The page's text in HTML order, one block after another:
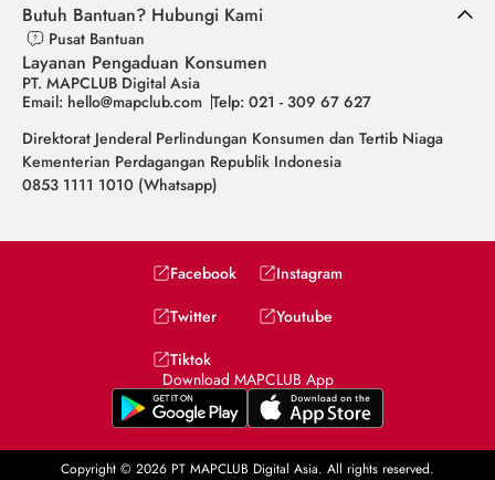
Butuh Bantuan? Hubungi Kami
Pusat Bantuan
Layanan Pengaduan Konsumen
PT. MAPCLUB Digital Asia
Email: hello@mapclub.com Telp: 021 - 309 67 627
Direktorat Jenderal Perlindungan Konsumen dan Tertib Niaga
Kementerian Perdagangan Republik Indonesia
0853 1111 1010 (Whatsapp)
Facebook
Instagram
Twitter
Youtube
Tiktok
Download MAPCLUB App
Copyright © 2026 PT MAPCLUB Digital Asia. All rights reserved.